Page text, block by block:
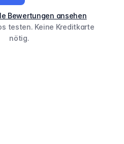
Bewertungen ansehen
testen. Keine Kreditkarte
nötig.